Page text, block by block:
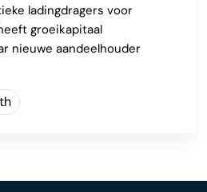
ladingdragers voor
groeikapitaal
nieuwe aandeelhouder